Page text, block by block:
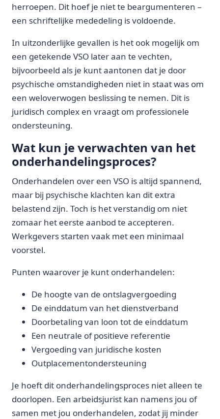
herroepen. Dit hoef je niet te beargumenteren –
een schriftelijke mededeling is voldoende.
In uitzonderlijke gevallen is het ook mogelijk om
een getekende VSO later aan te vechten,
bijvoorbeeld als je kunt aantonen dat je door
psychische omstandigheden niet in staat was om
een weloverwogen beslissing te nemen. Dit is
juridisch complex en vraagt om professionele
ondersteuning.
Wat kun je verwachten van het
onderhandelingsproces?
Onderhandelen over een VSO is altijd spannend,
maar bij psychische klachten kan dit extra
belastend zijn. Toch is het verstandig om niet
zomaar het eerste aanbod te accepteren.
Werkgevers starten vaak met een minimaal
voorstel.
Punten waarover je kunt onderhandelen:
De hoogte van de ontslagvergoeding
De einddatum van het dienstverband
Doorbetaling van loon tot de einddatum
Een neutrale of positieve referentie
Vergoeding van juridische kosten
Outplacementondersteuning
Je hoeft dit onderhandelingsproces niet alleen te
doorlopen. Een arbeidsjurist kan namens jou of
samen met jou onderhandelen, zodat jij minder